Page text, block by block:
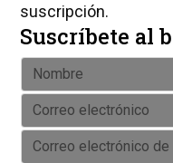
suscripción.
Suscríbete al